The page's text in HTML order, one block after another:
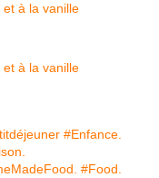
#Enfance.
#Food.